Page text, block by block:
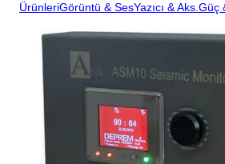
ÜrünleriGörüntü & SesYazıcı & Aks.Güç